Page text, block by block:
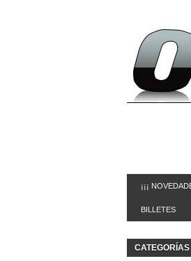
¡¡¡
BILLETES
CATEGORÍAS